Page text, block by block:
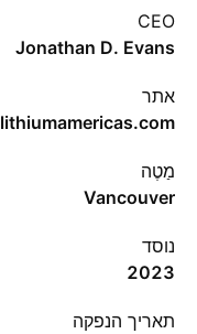
CEO
Jonathan D. Evans
אתר‏
lithiumamericas.com
מַטֶה
Vancouver
נוסד
2023
תאריך הנפקה